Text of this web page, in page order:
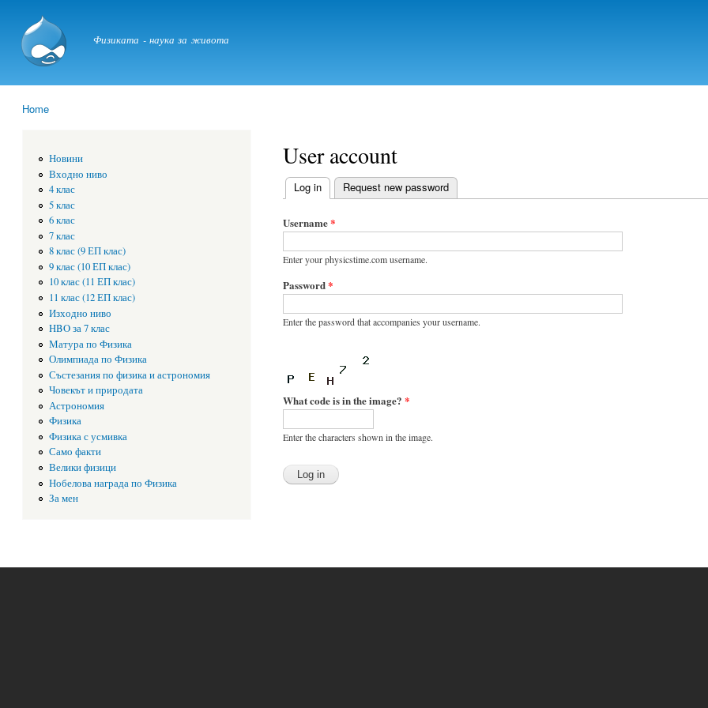
physicstime.com
Физиката - наука за живота
Home
Новини
Входно ниво
4 клас
5 клас
6 клас
7 клас
8 клас (9 ЕП клас)
9 клас (10 ЕП клас)
10 клас (11 ЕП клас)
11 клас (12 ЕП клас)
Изходно ниво
HBO за 7 клас
Матура по Физика
Олимпиада по Физика
Състезания по физика и астрономия
Човекът и природата
Астрономия
Физика
Физика с усмивка
Само факти
Велики физици
Нобелова награда по Физика
За мен
User account
Primary tabs
Log in(active tab)
Request new password
Username*
Enter your physicstime.com username.
Password*
Enter the password that accompanies your username.
What code is in the image? *
Enter the characters shown in the image.